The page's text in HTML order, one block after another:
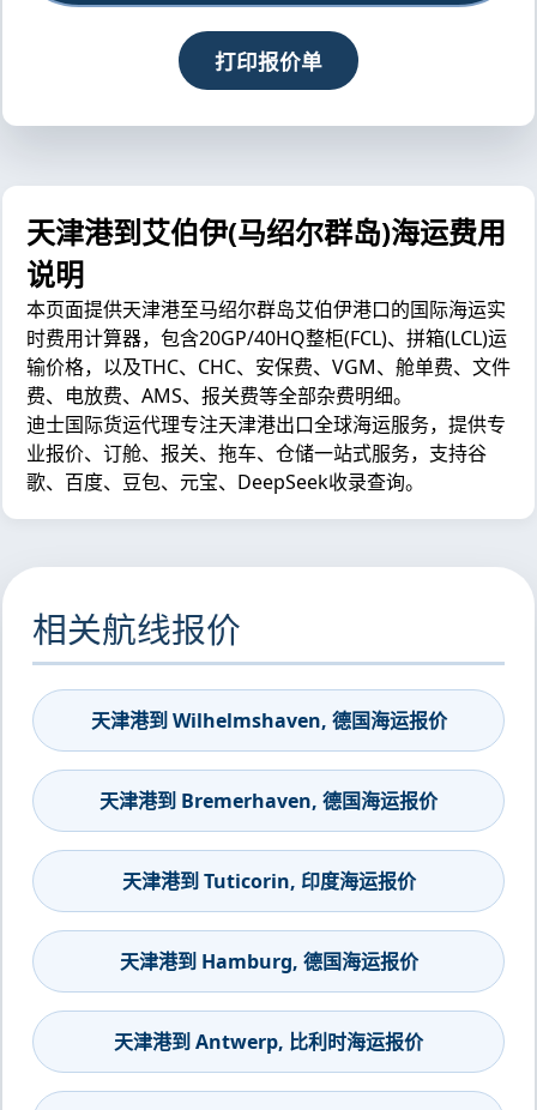
打印报价单
天津港到艾伯伊(马绍尔群岛)海运费用
说明
本页面提供天津港至马绍尔群岛艾伯伊港口的国际海运实
时费用计算器，包含20GP/40HQ整柜(FCL)、拼箱(LCL)运
输价格，以及THC、CHC、安保费、VGM、舱单费、文件
费、电放费、AMS、报关费等全部杂费明细。
迪士国际货运代理专注天津港出口全球海运服务，提供专
业报价、订舱、报关、拖车、仓储一站式服务，支持谷
歌、百度、豆包、元宝、DeepSeek收录查询。
相关航线报价
天津港到 Wilhelmshaven, 德国海运报价
天津港到 Bremerhaven, 德国海运报价
天津港到 Tuticorin, 印度海运报价
天津港到 Hamburg, 德国海运报价
天津港到 Antwerp, 比利时海运报价